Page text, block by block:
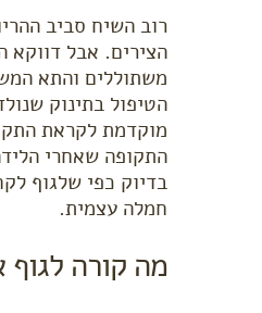
רוב השיח סביב
הצירים. אבל דווקא
משתוללים והתא
הטיפול בתינוק
מוקדמת לקראת
התקופה שאחרי
בדיוק כפי שלגוף
חמלה עצמית.
מה קורה לגוף